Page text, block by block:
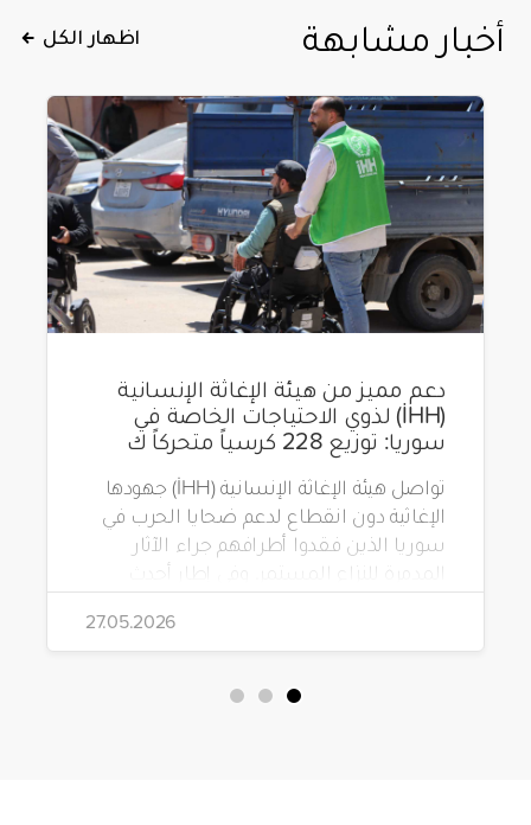
أخبار مشابهة اظهار الكل
دعم مميز من هيئة الإغاثة الإنسانية
(İHH) لذوي الاحتياجات الخاصة في
سوريا: توزيع 228 كرسياً متحركاً ك
تواصل هيئة الإغاثة الإنسانية (İHH) جهودها
الإغاثية دون انقطاع لدعم ضحايا الحرب في
سوريا الذين فقدوا أطرافهم جراء الآثار
المدمرة للنزاع المستمر. وفي إطار أحدث
مشاريعها، قامت الهيئة بتوزيع 228 كرسياً
متحركاً كهربائياً على أشخاص من ذوي
الاحتياجات الخاصة يعيشون في ظروف
قاسية بمناطق دمشق، وحلب، وحماة،
27.05.2026